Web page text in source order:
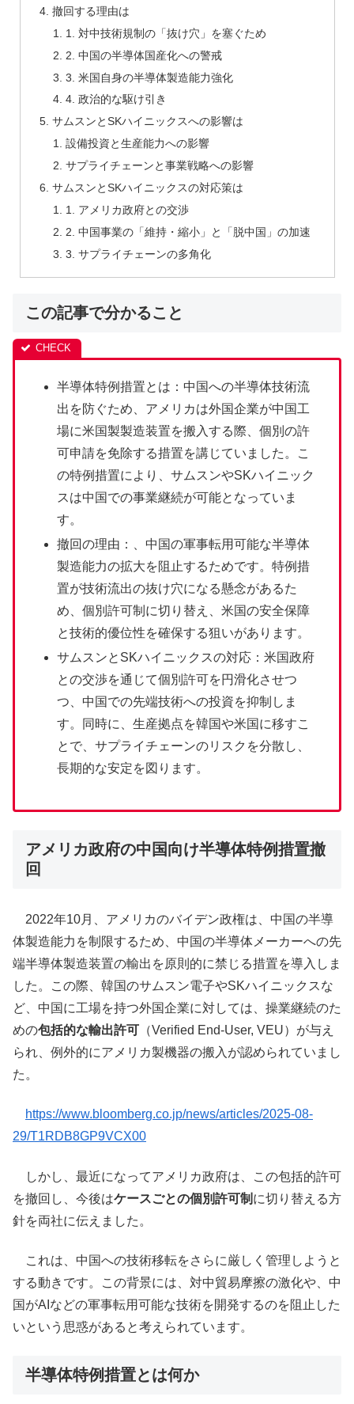
撤回する理由は
1. 対中技術規制の「抜け穴」を塞ぐため
2. 中国の半導体国産化への警戒
3. 米国自身の半導体製造能力強化
4. 政治的な駆け引き
サムスンとSKハイニックスへの影響は
設備投資と生産能力への影響
サプライチェーンと事業戦略への影響
サムスンとSKハイニックスの対応策は
1. アメリカ政府との交渉
2. 中国事業の「維持・縮小」と「脱中国」の加速
3. サプライチェーンの多角化
この記事で分かること
半導体特例措置とは：中国への半導体技術流
出を防ぐため、アメリカは外国企業が中国工
場に米国製製造装置を搬入する際、個別の許
可申請を免除する措置を講じていました。こ
の特例措置により、サムスンやSKハイニック
スは中国での事業継続が可能となっていま
す。
撤回の理由：、中国の軍事転用可能な半導体
製造能力の拡大を阻止するためです。特例措
置が技術流出の抜け穴になる懸念があるた
め、個別許可制に切り替え、米国の安全保障
と技術的優位性を確保する狙いがあります。
サムスンとSKハイニックスの対応：米国政府
との交渉を通じて個別許可を円滑化させつ
つ、中国での先端技術への投資を抑制しま
す。同時に、生産拠点を韓国や米国に移すこ
とで、サプライチェーンのリスクを分散し、
長期的な安定を図ります。
アメリカ政府の中国向け半導体特例措置撤
回
2022年10月、アメリカのバイデン政権は、中国の半導
体製造能力を制限するため、中国の半導体メーカーへの先
端半導体製造装置の輸出を原則的に禁じる措置を導入しま
した。この際、韓国のサムスン電子やSKハイニックスな
ど、中国に工場を持つ外国企業に対しては、操業継続のた
めの包括的な輸出許可 （Verified End-User, VEU）が与え
られ、例外的にアメリカ製機器の搬入が認められていまし
た。
https://www.bloomberg.co.jp/news/articles/2025-08-
29/T1RDB8GP9VCX00
しかし、最近になってアメリカ政府は、この包括的許可
を撤回し、今後はケースごとの個別許可制 に切り替える方
針を両社に伝えました。
これは、中国への技術移転をさらに厳しく管理しようと
する動きです。この背景には、対中貿易摩擦の激化や、中
国がAIなどの軍事転用可能な技術を開発するのを阻止した
いという思惑があると考えられています。
半導体特例措置とは何か